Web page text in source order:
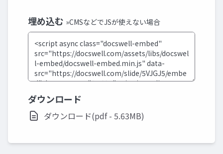
埋め込む »CMSなどでJSが使えない場合
ダウンロード
ダウンロード(pdf - 5.63MB)